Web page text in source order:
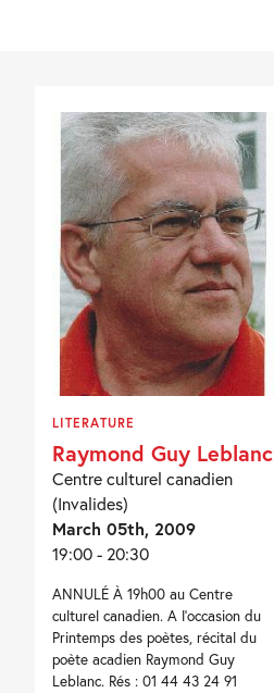
LITERATURE
Raymond Guy Leblanc
Centre culturel canadien
(Invalides)
March 05th, 2009
19:00 - 20:30
ANNULÉ À 19h00 au Centre
culturel canadien. A l'occasion du
Printemps des poètes, récital du
poète acadien Raymond Guy
Leblanc. Rés : 01 44 43 24 91